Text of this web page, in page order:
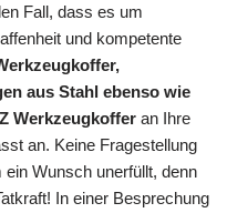
Fall, dass es um
und kompetente
aus Stahl ebenso wie
Werkzeugkoffer an Ihre
an. Keine Fragestellung
Wunsch unerfüllt, denn
In einer Besprechung